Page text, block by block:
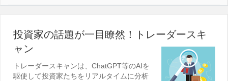
投資家の話題が一目瞭然！トレーダースキ
ャン
トレーダースキャンは、ChatGPT等のAIを
駆使して投資家たちをリアルタイムに分析